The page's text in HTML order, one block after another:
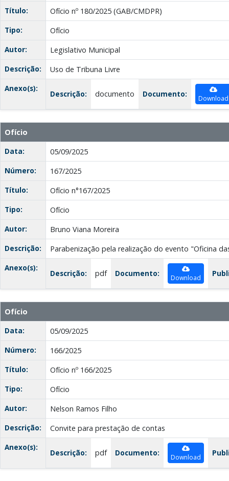
Título:
Ofício nº 180/2025 (GAB/CMDPR)
Tipo:
Ofício
Autor:
Legislativo Municipal
Descrição:
Uso de Tribuna Livre
Anexo(s):
Descrição: documento Documento: Download
Ofício
Data:
05/09/2025
Número:
167/2025
Título:
Ofício n°167/2025
Tipo:
Ofício
Autor:
Bruno Viana Moreira
Descrição:
Parabenização pela realização do evento "Oficina
Anexo(s):
Descrição: pdf Documento: Download
Ofício
Data:
05/09/2025
Número:
166/2025
Título:
Ofício nº 166/2025
Tipo:
Ofício
Autor:
Nelson Ramos Filho
Descrição:
Convite para prestação de contas
Anexo(s):
Descrição: pdf Documento: Download